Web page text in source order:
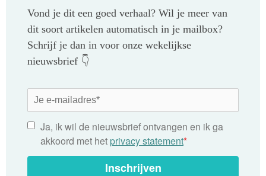
Vond je dit een goed verhaal? Wil je meer van
dit soort artikelen automatisch in je mailbox?
Schrijf je dan in voor onze wekelijkse
nieuwsbrief 👇
Ja, ik wil de nieuwsbrief ontvangen en ik ga
akkoord met het privacy statement*
Inschrijven